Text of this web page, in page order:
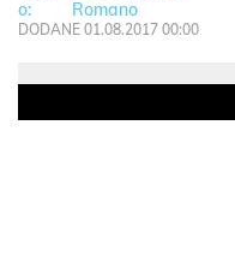
Romano
DODANE 01.08.2017 00:00